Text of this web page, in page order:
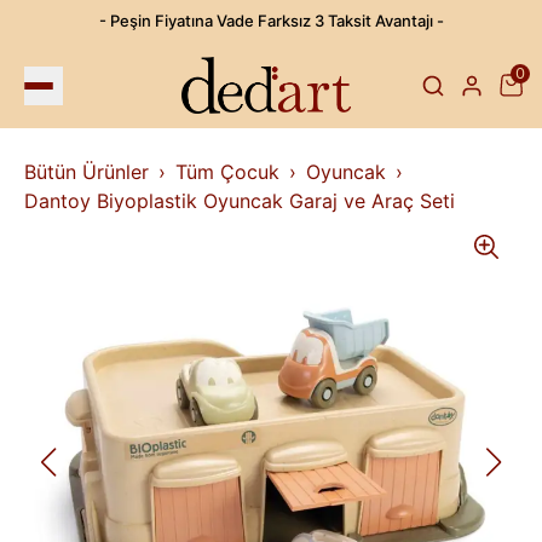
- Peşin Fiyatına Vade Farksız 3 Taksit Avantajı -
0
Bütün Ürünler Tüm Çocuk
Oyuncak
Dantoy Biyoplastik Oyuncak Garaj ve Araç Seti